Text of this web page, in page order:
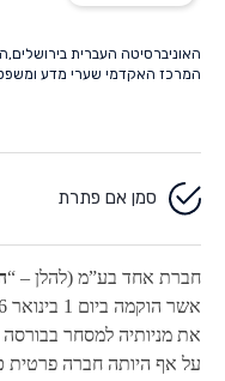
האוניברסיטה העברית בירושלים,
המרכז האקדמי שערי מדע
סמן אם פתרת
חברת אחד בע”מ (להלן – “
את מניותיה למסחר
על אף היותה חברה פרטית